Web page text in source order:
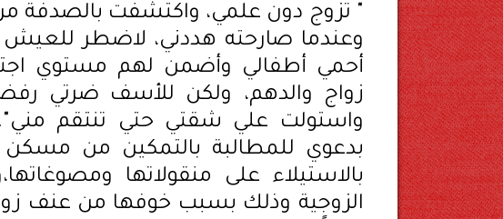
" تزوج دون علمي، واكتشفت بالصدفة
وعندما صارحته هددني، لاضطر للعيش
أحمي أطفالي وأضمن لهم مستوي
زواج والدهم، ولكن للأسف ضرتي
واستولت علي شقتي حتي تنتقم
بدعوي للمطالبة بالتمكين من مسكن
بالاستيلاء على منقولاتها
الزوجية وذلك بسبب خوفها من عنف